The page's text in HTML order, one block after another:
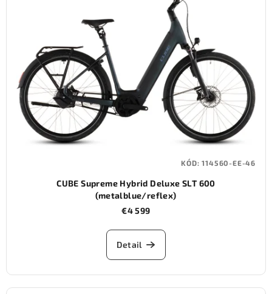
CUBE Supreme Hybrid Deluxe SLT 600
(metalblue/reflex)
€4 599
Detail
KÓD:114560-EE-46